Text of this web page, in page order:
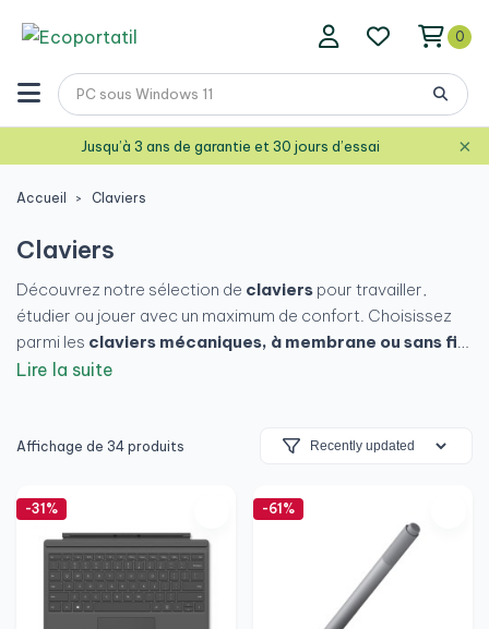
0
Jusqu’à 3 ans de garantie et 30 jours d’essai ×
Accueil Claviers
Claviers
Découvrez notre sélection de claviers pour travailler,
étudier ou jouer avec un maximum de confort. Choisissez
parmi les claviers mécaniques, à membrane ou sans fil,
avec une disposition espagnole et un design ergonomique.
fiable.
Lire la suite
Affichage de 34 produits
-31% -61%